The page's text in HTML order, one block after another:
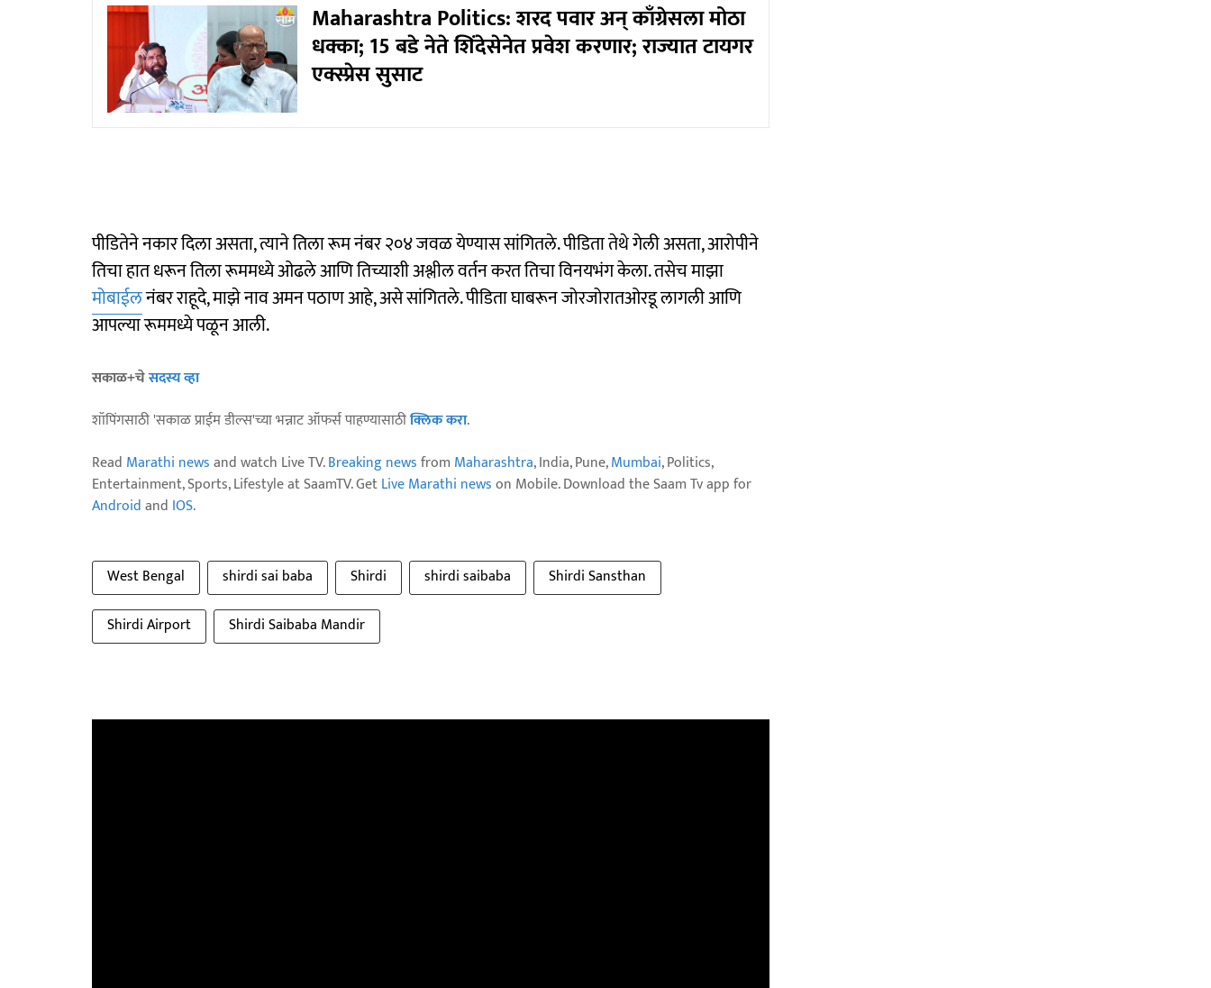
Maharashtra Politics: शरद पवार अन् काँग्रेसला मोठा
धक्का; 15 बडे नेते शिंदेसेनेत प्रवेश करणार; राज्यात टायगर
एक्स्प्रेस सुसाट
पीडितेने नकार दिला असता, त्याने तिला रूम नंबर २०४ जवळ येण्यास सांगितले. पीडिता तेथे गेली असता, आरोपीने
तिचा हात धरून तिला रूममध्ये ओढले आणि तिच्याशी अश्लील वर्तन करत तिचा विनयभंग केला. तसेच माझा
मोबाईलनंबर राहूदे, माझे नाव अमन पठाण आहे, असे सांगितले. पीडिता घाबरून जोरजोरातओरडू लागली आणि
आपल्या रूममध्ये पळून आली.
सकाळ+चेसदस्य व्हा
शॉपिंगसाठी 'सकाळ प्राईम डील्स'च्या भन्नाट ऑफर्स पाहण्यासाठीक्लिक करा.
Read Marathi newsand watch Live TV.Breaking newsfrom Maharashtra, India, Pune,Mumbai, Politics,
Entertainment, Sports, Lifestyle at SaamTV. GetLive Marathi newson Mobile. Download the Saam Tv app for
Androidand IOS.
West Bengal shirdi sai baba Shirdi shirdi saibaba
Shirdi Sansthan
Shirdi Airport
Shirdi Saibaba Mandir